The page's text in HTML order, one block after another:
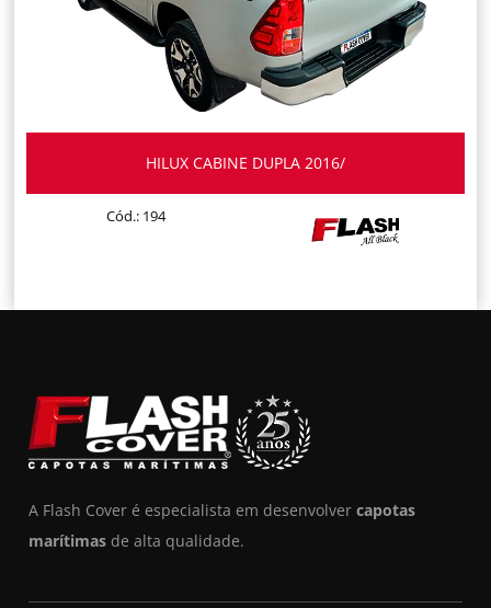
HILUX CABINE DUPLA 2016/
Cód.: 194
A Flash Cover é especialista em desenvolver capotas
marítimas de alta qualidade.